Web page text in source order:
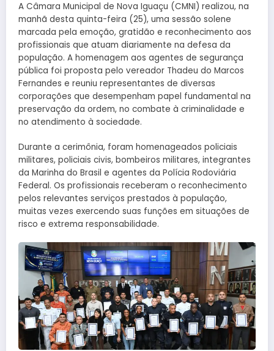
A Câmara Municipal de Nova Iguaçu (CMNI) realizou, na
manhã desta quinta-feira (25), uma sessão solene
marcada pela emoção, gratidão e reconhecimento aos
profissionais que atuam diariamente na defesa da
população. A homenagem aos agentes de segurança
pública foi proposta pelo vereador Thadeu do Marcos
Fernandes e reuniu representantes de diversas
corporações que desempenham papel fundamental na
preservação da ordem, no combate à criminalidade e
no atendimento à sociedade.
Durante a cerimônia, foram homenageados policiais
militares, policiais civis, bombeiros militares, integrantes
da Marinha do Brasil e agentes da Polícia Rodoviária
Federal. Os profissionais receberam o reconhecimento
pelos relevantes serviços prestados à população,
muitas vezes exercendo suas funções em situações de
risco e extrema responsabilidade.